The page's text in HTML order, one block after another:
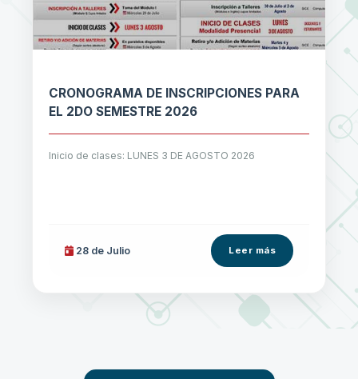
CRONOGRAMA DE INSCRIPCIONES PARA
EL 2DO SEMESTRE 2026
Inicio de clases: LUNES 3 DE AGOSTO 2026
28 de Julio Leer más